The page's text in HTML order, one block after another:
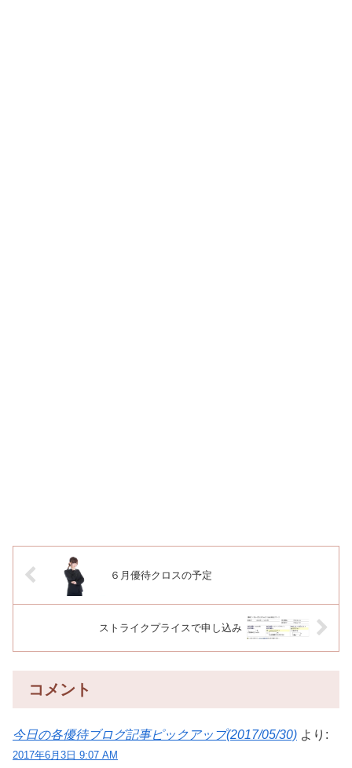
６月優待クロスの予定
ストライクプライスで申し込み
コメント
今日の各優待ブログ記事ピックアップ(2017/05/30) より:
2017年6月3日 9:07 AM